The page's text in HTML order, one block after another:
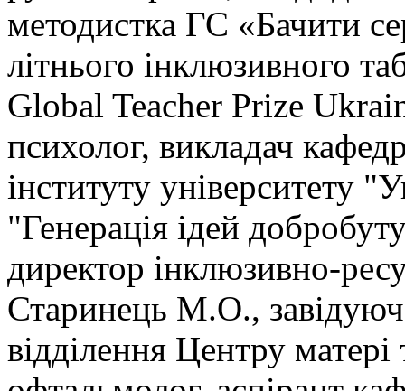
методистка ГС «Бачити
літнього інклюзивного
Global Teacher Prize
психолог, викладач
інституту університету
"Генерація ідей
директор інклюзивно-
Старинець М.О.,
відділення Центру